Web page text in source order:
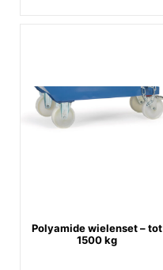
Polyamide wielenset – tot
1500 kg